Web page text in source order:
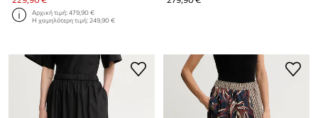
Αρχική τιμή:479,90 €
Η χαμηλότερη τιμή:249,90 €